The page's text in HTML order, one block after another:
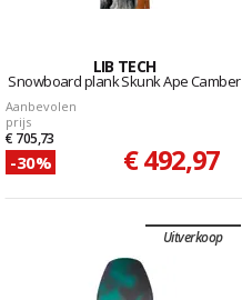
LIB TECH
Snowboard plank Skunk Ape Camber
Aanbevolen
prijs
€ 705,73
-30% € 492,97
Uitverkoop